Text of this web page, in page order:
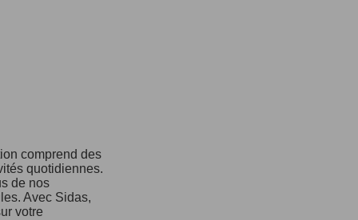
comprend des
quotidiennes.
de nos
Avec Sidas,
votre